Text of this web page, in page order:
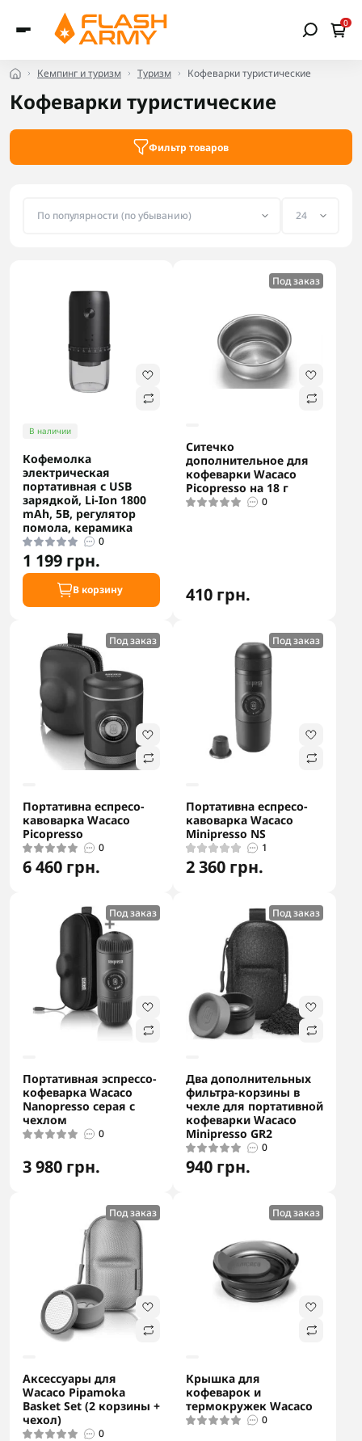
0
Кемпинг и туризм Туризм Кофеварки туристические
Кофеварки туристические
Фильтр товаров
В наличии
Кофемолка
электрическая
портативная с USB
зарядкой, Li-Ion 1800
mAh, 5В, регулятор
помола, керамика
0
1 199 грн.
В корзину
Под заказ
Ситечко
дополнительное для
кофеварки Wacaco
Picopresso на 18 г
0
410 грн.
Под заказ
Портативна еспресо-
кавоварка Wacaco
Picopresso
0
6 460 грн.
Под заказ
Портативна еспресо-
кавоварка Wacaco
Minipresso NS
1
2 360 грн.
Под заказ
Портативная эспрессо-
кофеварка Wacaco
Nanopresso серая с
чехлом
0
3 980 грн.
Под заказ
Два дополнительных
фильтра-корзины в
чехле для портативной
кофеварки Wacaco
Minipresso GR2
0
940 грн.
Под заказ
Аксессуары для
Wacaco Pipamoka
Basket Set (2 корзины +
чехол)
0
Под заказ
Крышка для
кофеварок и
термокружек Wacaco
0